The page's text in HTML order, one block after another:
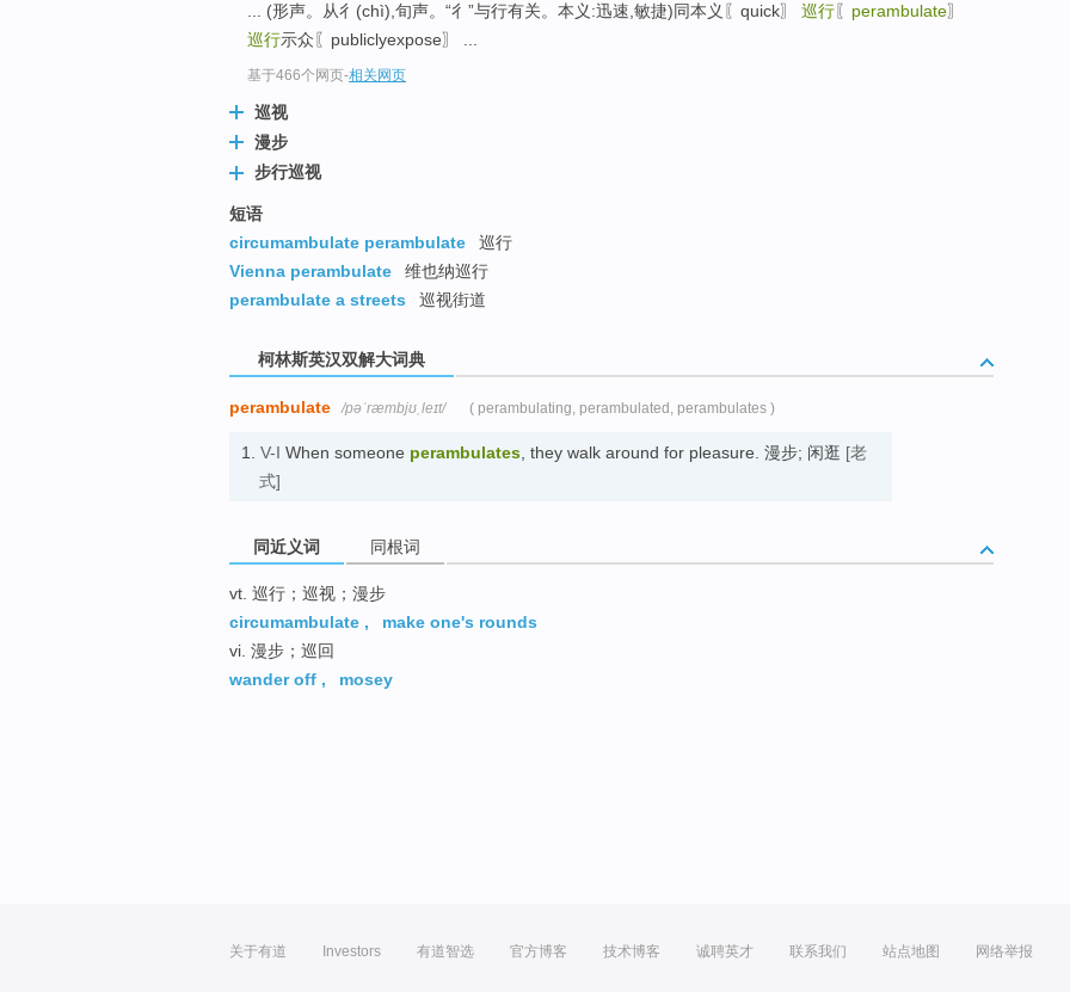
... (形声。从彳(chì),旬声。“彳”与行有关。本义:迅速,敏捷)同本义〖quick〗 巡行〖 perambulate〗
巡行示众〖publiclyexpose〗 ...
基于466个网页-相关网页
巡视
漫步
步行巡视
短语
circumambulate perambulate
巡行
Vienna perambulate
维也纳巡行
perambulate a streets
巡视街道
柯林斯英汉双解大词典
perambulate /pəˈræmbjʊˌleɪt/ ( perambulating, perambulated, perambulates )
1. V-I When someone perambulates , they walk around for pleasure. 漫步; 闲逛 [老
式]
同近义词 同根词
vt. 巡行；巡视；漫步
circumambulate ,
make one's rounds
vi. 漫步；巡回
wander off , mosey
关于有道 Investors 有道智选 官方博客 技术博客 诚聘英才 联系我们 站点地图 网络举报